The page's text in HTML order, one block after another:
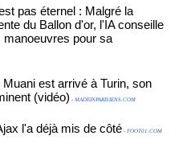
pas éternel : Malgré la
du Ballon d'or, l'IA conseille
pour sa
est arrivé à Turin, son
(vidéo) - MADEINPARISIENS.COM
l'a déjà mis de côté - FOOT01.COM